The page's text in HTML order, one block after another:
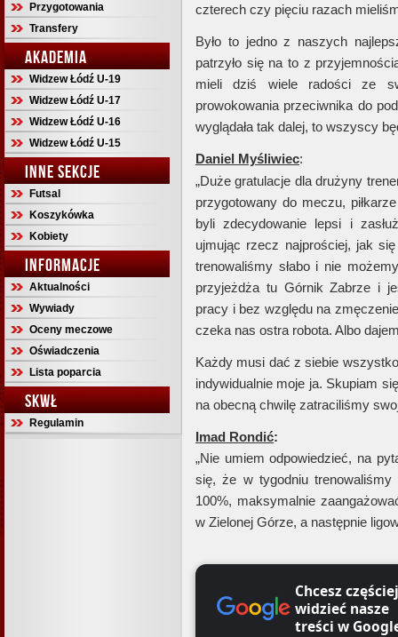
Przygotowania
Transfery
AKADEMIA
Widzew Łódź U-19
Widzew Łódź U-17
Widzew Łódź U-16
Widzew Łódź U-15
INNE SEKCJE
Futsal
Koszykówka
Kobiety
INFORMACJE
Aktualności
Wywiady
Oceny meczowe
Oświadczenia
Lista poparcia
SKWŁ
Regulamin
czterech czy pięciu razach
Było to jedno z naszych
patrzyło się na to z
mieli dziś wiele radości ze
prowokowania przeciwnika do
wyglądała tak dalej, to wszyscy
Daniel Myśliwiec:
„Duże gratulacje dla drużyny
przygotowany do meczu,
byli zdecydowanie lepsi i
ujmując rzecz najprościej, jak
trenowaliśmy słabo i nie
przyjeżdża tu Górnik Zabrze i
pracy i bez względu na
czeka nas ostra robota. Albo
Każdy musi dać z siebie
indywidualnie moje ja. Skupiam
na obecną chwilę zatraciliśmy
Imad Rondić:
„Nie umiem odpowiedzieć, na
się, że w tygodniu
100%, maksymalnie
w Zielonej Górze, a następnie
Chcesz częściej
widzieć nasze
treści w